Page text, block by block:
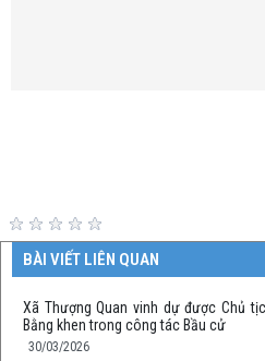
BÀI VIẾT LIÊN QUAN
Xã Thượng Quan vinh dự được Chủ
Bằng khen trong công tác Bầu cử
30/03/2026